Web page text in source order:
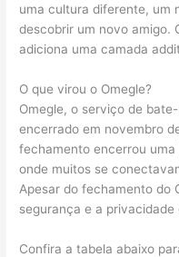
uma cultura diferente, um
descobrir um novo amigo.
adiciona uma camada
O que virou o Omegle?
Omegle, o serviço de
encerrado em novembro
fechamento encerrou
onde muitos se
Apesar do fechamento do
segurança e a privacidade
Confira a tabela abaixo